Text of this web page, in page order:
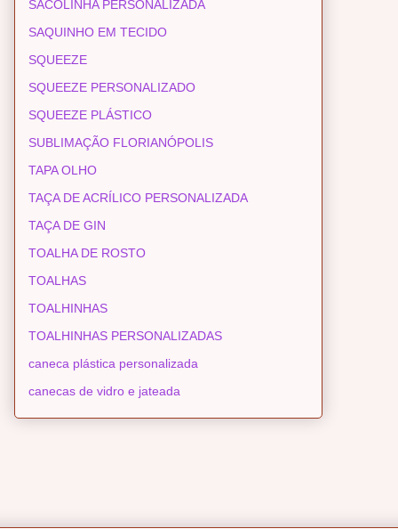
SACOLINHA PERSONALIZADA
SAQUINHO EM TECIDO
SQUEEZE
SQUEEZE PERSONALIZADO
SQUEEZE PLÁSTICO
SUBLIMAÇÃO FLORIANÓPOLIS
TAPA OLHO
TAÇA DE ACRÍLICO PERSONALIZADA
TAÇA DE GIN
TOALHA DE ROSTO
TOALHAS
TOALHINHAS
TOALHINHAS PERSONALIZADAS
caneca plástica personalizada
canecas de vidro e jateada